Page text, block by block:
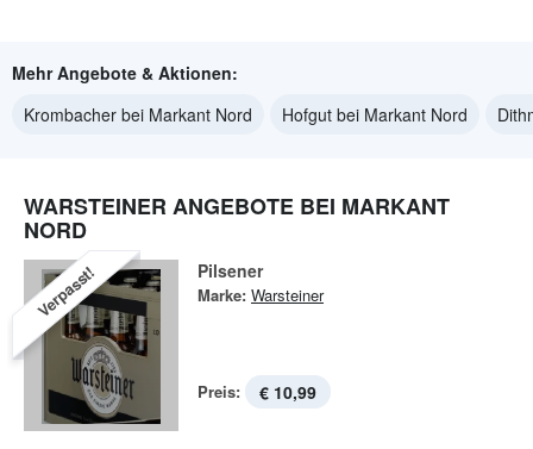
Mehr Angebote & Aktionen:
Krombacher bei Markant Nord
Hofgut bei Markant Nord
WARSTEINER ANGEBOTE BEI MARKANT
NORD
Verpasst! Pilsener
Marke: Warsteiner
Preis: € 10,99